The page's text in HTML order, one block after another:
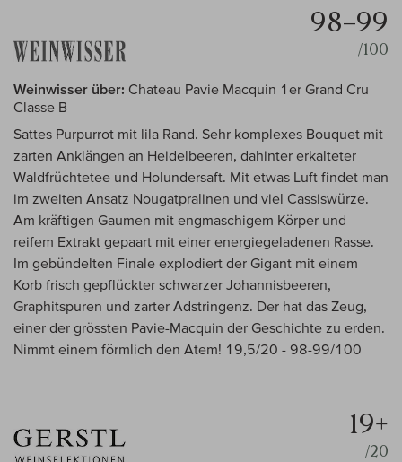
98–99
/100
Weinwisser über: Chateau Pavie Macquin 1er Grand Cru
Classe B
Sattes Purpurrot mit lila Rand. Sehr komplexes Bouquet mit
zarten Anklängen an Heidelbeeren, dahinter erkalteter
Waldfrüchtetee und Holundersaft. Mit etwas Luft findet man
im zweiten Ansatz Nougatpralinen und viel Cassiswürze.
Am kräftigen Gaumen mit engmaschigem Körper und
reifem Extrakt gepaart mit einer energiegeladenen Rasse.
Im gebündelten Finale explodiert der Gigant mit einem
Korb frisch gepflückter schwarzer Johannisbeeren,
Graphitspuren und zarter Adstringenz. Der hat das Zeug,
einer der grössten Pavie-Macquin der Geschichte zu erden.
Nimmt einem förmlich den Atem! 19,5/20 - 98-99/100
19+
/20